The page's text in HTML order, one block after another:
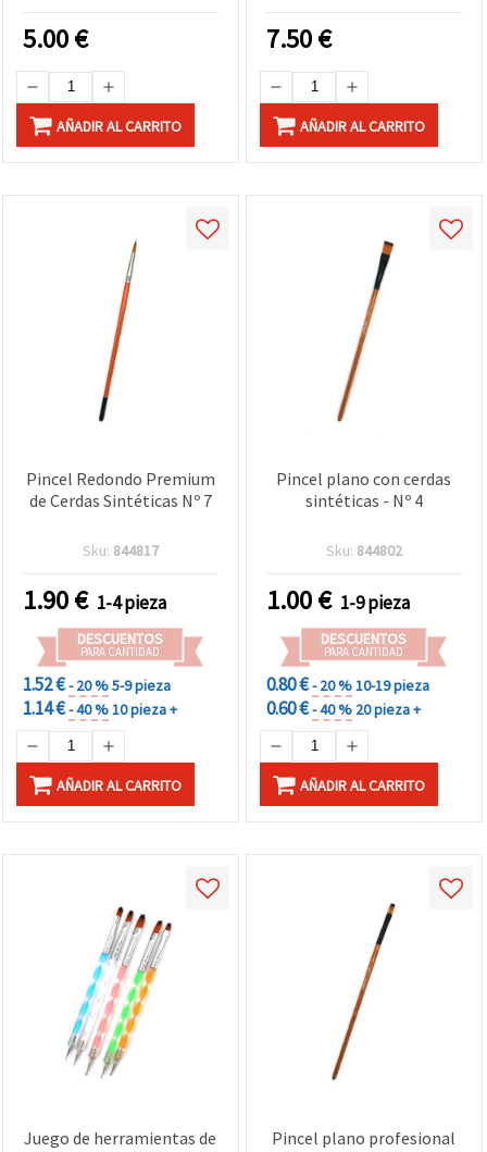
Manualidades
5.00€
AÑADIR AL CARRITO
7.50€
AÑADIR AL CARRITO
Pincel Redondo Premium
de Cerdas Sintéticas Nº 7
Sku: 844817
1.90€ 1-4 pieza
DESCUENTOS
PARA CANTIDAD
1.52 €- 20 %5-9 pieza
1.14 €- 40 %10 pieza +
AÑADIR AL CARRITO
Pincel plano con cerdas
sintéticas - Nº 4
Sku: 844802
1.00€ 1-9 pieza
DESCUENTOS
PARA CANTIDAD
0.80 €- 20 %10-19 pieza
0.60 €- 40 % 20 pieza +
AÑADIR AL CARRITO
Juego de herramientas de
Pincel plano profesional